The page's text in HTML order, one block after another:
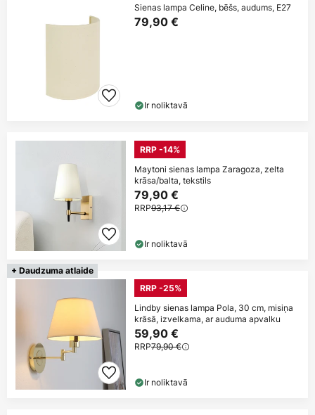
Sienas lampa Celine, bēšs, audums, E27
79,90 €
Ir noliktavā
RRP -14%
Maytoni sienas lampa Zaragoza, zelta
krāsa/balta, tekstils
79,90 €
RRP93,17 €
Ir noliktavā
+ Daudzuma atlaide
RRP -25%
Lindby sienas lampa Pola, 30 cm, misiņa
krāsā, izvelkama, ar auduma apvalku
59,90 €
RRP79,90 €
Ir noliktavā